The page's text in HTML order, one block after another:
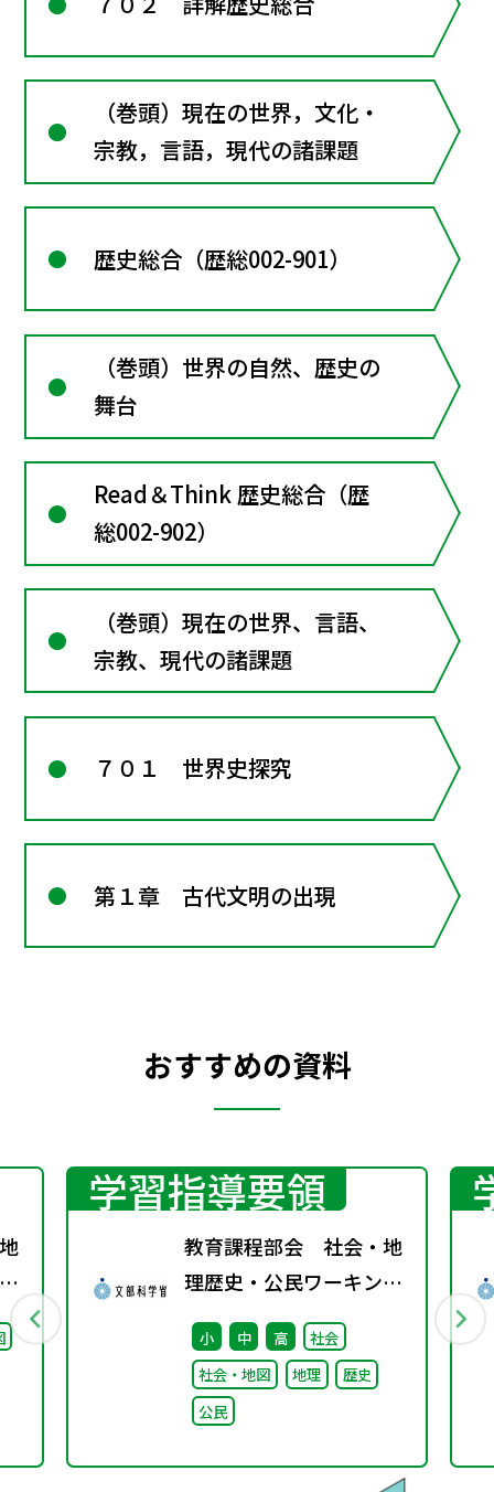
（巻頭）現在の世界，文化・
宗教，言語，現代の諸課題
歴史総合（歴総002-901）
（巻頭）世界の自然、歴史の
舞台
Read＆Think 歴史総合（歴
総002-902）
（巻頭）現在の世界、言語、
宗教、現代の諸課題
７０１ 世界史探究
第１章 古代文明の出現
おすすめの資料
学習指導要領
教育課程部会 社会・地
理歴史・公民ワーキング
（第7回） 配付資料
小 中 高
社会
社会・地図
地理
歴史
公民